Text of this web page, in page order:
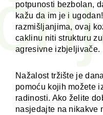
potpunosti bezbolan,
kažu da im je i
razmišljanjima, ovaj
caklinu niti strukturu
agresivne izbjeljivače.
Nažalost tržište je
pomoću kojih možete
radinosti. Ako želite
nasjedajte na nikakve